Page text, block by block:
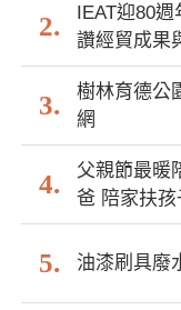
IEAT迎80
讚經貿成果
樹林育德
網
父親節最暖
爸 陪家扶
油漆刷具廢